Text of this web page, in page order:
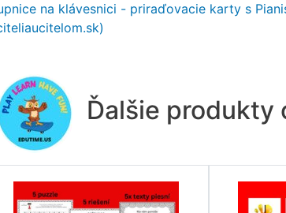
na klávesnici - priraďovacie karty s
Ďalšie produkty